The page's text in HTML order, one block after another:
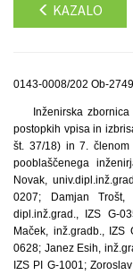
KAZALO
0143-0008/202 Ob-
Inženirska
postopkih vpisa in
št. 37/18) in 7.
pooblaščenega
Novak,
0207; Damjan Trošt,
dipl.inž.grad., IZS G-
Maček, inž.gradb., IZS
0628; Janez Esih,
IZS PI G-1001;